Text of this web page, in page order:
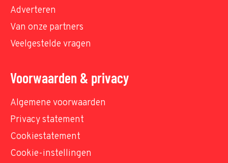
Adverteren
Van onze partners
Veelgestelde vragen
Voorwaarden & privacy
Algemene voorwaarden
Privacy statement
Cookiestatement
Cookie-instellingen